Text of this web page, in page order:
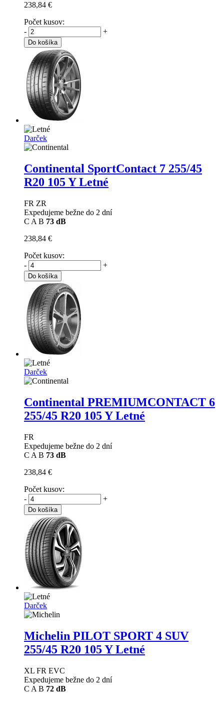
238,84 €
Počet kusov:
-
+
Do košíka
Darček
Continental SportContact 7 255/45
R20 105 Y Letné
FR ZR
Expedujeme bežne do 2 dní
C A B 73 dB
238,84 €
Počet kusov:
-
+
Do košíka
Darček
Continental PREMIUMCONTACT 6
255/45 R20 105 Y Letné
FR
Expedujeme bežne do 2 dní
C A B 73 dB
238,84 €
Počet kusov:
-
+
Do košíka
Darček
Michelin PILOT SPORT 4 SUV
255/45 R20 105 Y Letné
XL FR EVC
Expedujeme bežne do 2 dní
C A B 72 dB